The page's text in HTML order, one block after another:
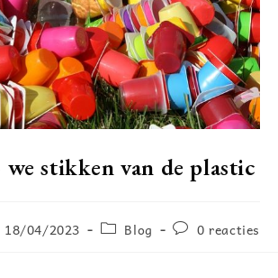
stikken van de plastic
18/04/2023 Blog 0 reacties